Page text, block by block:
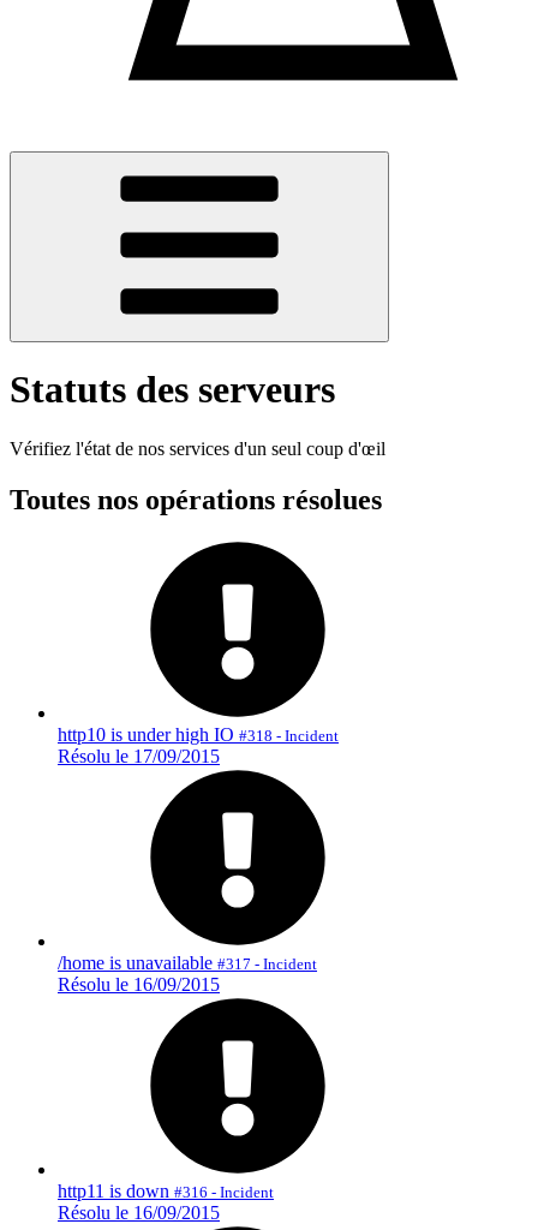
Statuts des serveurs
Vérifiez l'état de nos services d'un seul coup d'œil
Toutes nos opérations résolues
http10 is under high IO #318 - Incident
Résolu le 17/09/2015
/home is unavailable #317 - Incident
Résolu le 16/09/2015
http11 is down #316 - Incident
Résolu le 16/09/2015